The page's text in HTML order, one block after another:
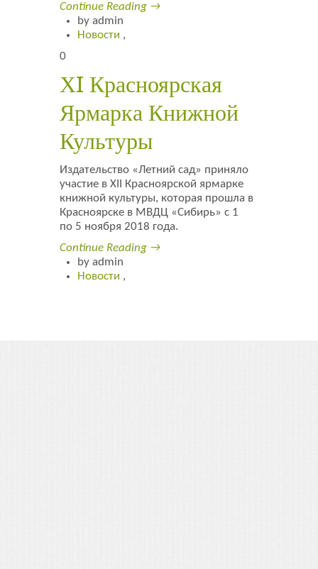
Continue Reading →
by admin
Новости ,
0
ХI Красноярская
Ярмарка Книжной
Культуры
Издательство «Летний сад» приняло
участие в XII Красноярской ярмарке
книжной культуры, которая прошла в
Красноярске в МВДЦ «Сибирь» с 1
по 5 ноября 2018 года.
Continue Reading →
by admin
Новости ,